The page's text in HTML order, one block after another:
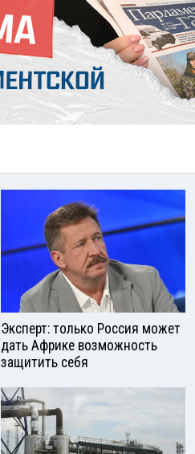
Эксперт: только Россия может
дать Африке возможность
защитить себя